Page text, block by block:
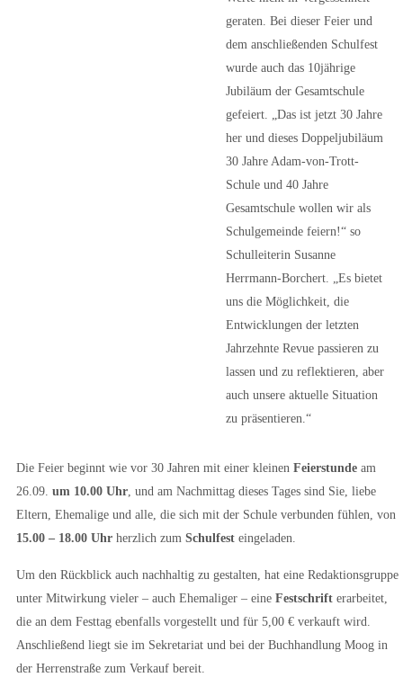
geraten. Bei dieser Feier und
dem anschließenden Schulfest
wurde auch das 10jährige
Jubiläum der Gesamtschule
gefeiert. „Das ist jetzt 30 Jahre
her und dieses Doppeljubiläum
30 Jahre Adam-von-Trott-
Schule und 40 Jahre
Gesamtschule wollen wir als
Schulgemeinde feiern!“ so
Schulleiterin Susanne
Herrmann-Borchert. „Es bietet
uns die Möglichkeit, die
Entwicklungen der letzten
Jahrzehnte Revue passieren zu
lassen und zu reflektieren, aber
auch unsere aktuelle Situation
zu präsentieren.“
Die Feier beginnt wie vor 30 Jahren mit einer kleinen Feierstunde am
26.09. um 10.00 Uhr , und am Nachmittag dieses Tages sind Sie, liebe
Eltern, Ehemalige und alle, die sich mit der Schule verbunden fühlen, von
15.00 – 18.00 Uhr herzlich zum Schulfest eingeladen.
Um den Rückblick auch nachhaltig zu gestalten, hat eine Redaktionsgruppe
unter Mitwirkung vieler – auch Ehemaliger – eine Festschrift erarbeitet,
die an dem Festtag ebenfalls vorgestellt und für 5,00 € verkauft wird.
Anschließend liegt sie im Sekretariat und bei der Buchhandlung Moog in
der Herrenstraße zum Verkauf bereit.